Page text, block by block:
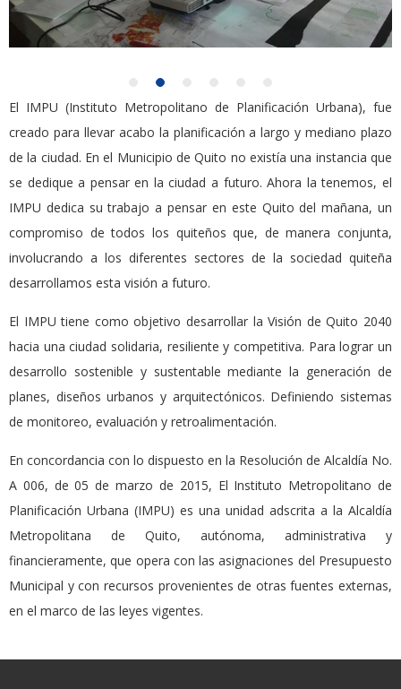
El IMPU (Instituto Metropolitano de Planificación Urbana), fue
creado para llevar acabo la planificación a largo y mediano plazo
de la ciudad. En el Municipio de Quito no existía una instancia que
se dedique a pensar en la ciudad a futuro. Ahora la tenemos, el
IMPU dedica su trabajo a pensar en este Quito del mañana, un
compromiso de todos los quiteños que, de manera conjunta,
involucrando a los diferentes sectores de la sociedad quiteña
desarrollamos esta visión a futuro.
El IMPU tiene como objetivo desarrollar la Visión de Quito 2040
hacia una ciudad solidaria, resiliente y competitiva. Para lograr un
desarrollo sostenible y sustentable mediante la generación de
planes, diseños urbanos y arquitectónicos. Definiendo sistemas
de monitoreo, evaluación y retroalimentación.
En concordancia con lo dispuesto en la Resolución de Alcaldía No.
A 006, de 05 de marzo de 2015, El Instituto Metropolitano de
Planificación Urbana (IMPU) es una unidad adscrita a la Alcaldía
Metropolitana de Quito, autónoma, administrativa y
financieramente, que opera con las asignaciones del Presupuesto
Municipal y con recursos provenientes de otras fuentes externas,
en el marco de las leyes vigentes.